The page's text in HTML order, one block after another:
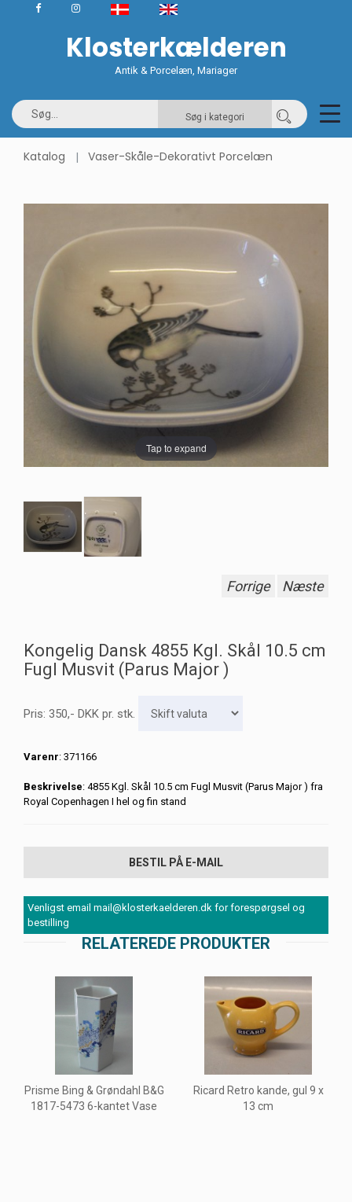
Klosterkælderen
Antik & Porcelæn, Mariager
Søg i kategori
Katalog Vaser-Skåle-Dekorativt Porcelæn
Tap to expand
Forrige Næste
Kongelig Dansk 4855 Kgl. Skål 10.5 cm
Fugl Musvit (Parus Major )
Pris: 350,- DKK pr. stk.
Varenr: 371166
Beskrivelse: 4855 Kgl. Skål 10.5 cm Fugl Musvit (Parus Major ) fra
Royal Copenhagen I hel og fin stand
BESTIL PÅ E-MAIL
Venligst email mail@klosterkaelderen.dk for forespørgsel og
bestilling
RELATEREDE PRODUKTER
Prisme Bing & Grøndahl B&G
1817-5473 6-kantet Vase
Ricard Retro kande, gul 9 x
13 cm